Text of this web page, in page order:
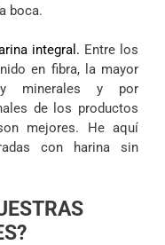
boca.
integral. Entre los
en fibra, la mayor
y minerales y por
de los productos
mejores. He aquí
con harina sin